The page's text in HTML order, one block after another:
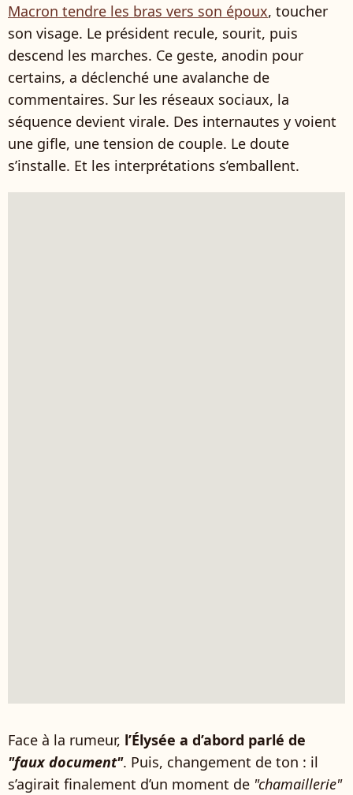
Macron tendre les bras vers son époux, toucher
son visage. Le président recule, sourit, puis
descend les marches. Ce geste, anodin pour
certains, a déclenché une avalanche de
commentaires. Sur les réseaux sociaux, la
séquence devient virale. Des internautes y voient
une gifle, une tension de couple. Le doute
s’installe. Et les interprétations s’emballent.
Face à la rumeur, l’Élysée a d’abord parlé de
"faux document". Puis, changement de ton : il
s’agirait finalement d’un moment de "chamaillerie"